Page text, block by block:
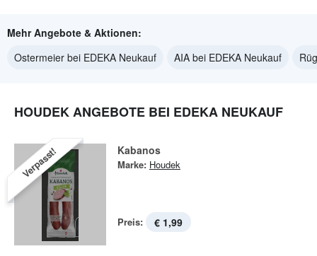
Mehr Angebote & Aktionen:
Ostermeier bei EDEKA Neukauf
AIA bei EDEKA Neukauf
HOUDEK ANGEBOTE BEI EDEKA NEUKAUF
Verpasst! Kabanos
Marke: Houdek
Preis: € 1,99